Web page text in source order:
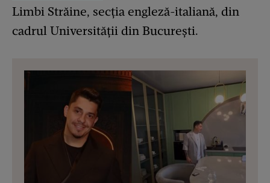
Limbi Străine, secția engleză-italiană, din
cadrul Universității din București.